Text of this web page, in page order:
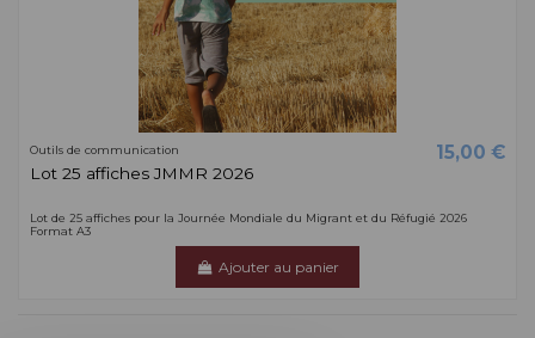
Outils de communication 15,00 €
Lot 25 affiches JMMR 2026
Lot de 25 affiches pour la Journée Mondiale du Migrant et du Réfugié 2026
Format A3
Ajouter au panier